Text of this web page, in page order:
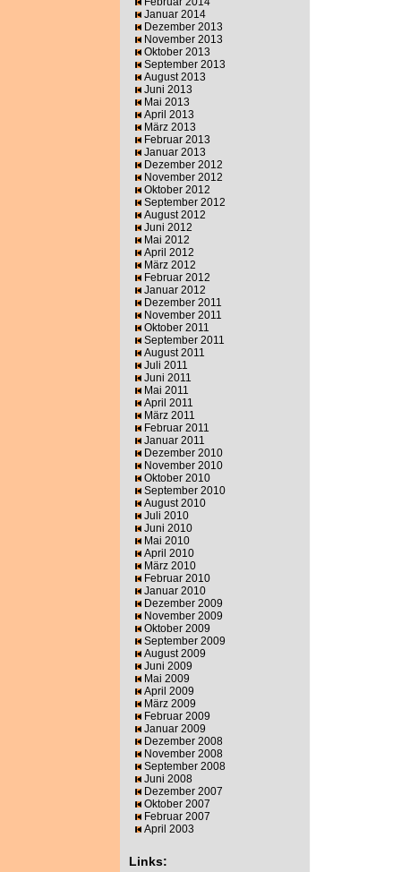
Januar 2014
Dezember 2013
November 2013
Oktober 2013
September 2013
August 2013
Juni 2013
Mai 2013
April 2013
März 2013
Februar 2013
Januar 2013
Dezember 2012
November 2012
Oktober 2012
September 2012
August 2012
Juni 2012
Mai 2012
April 2012
März 2012
Februar 2012
Januar 2012
Dezember 2011
November 2011
Oktober 2011
September 2011
August 2011
Juli 2011
Juni 2011
Mai 2011
April 2011
März 2011
Februar 2011
Januar 2011
Dezember 2010
November 2010
Oktober 2010
September 2010
August 2010
Juli 2010
Juni 2010
Mai 2010
April 2010
März 2010
Februar 2010
Januar 2010
Dezember 2009
November 2009
Oktober 2009
September 2009
August 2009
Juni 2009
Mai 2009
April 2009
März 2009
Februar 2009
Januar 2009
Dezember 2008
November 2008
September 2008
Juni 2008
Dezember 2007
Oktober 2007
Februar 2007
April 2003
Links: